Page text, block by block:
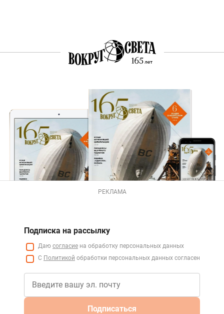
РЕКЛАМА
Подписка на рассылку
Даю согласие на обработку персональных данных
С Политикой обработки персональных данных согласен
Подписаться